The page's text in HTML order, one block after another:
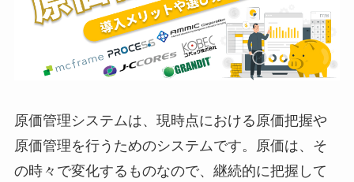
原価管理システムは、現時点における原価把握や
原価管理を行うためのシステムです。原価は、そ
の時々で変化するものなので、継続的に把握して